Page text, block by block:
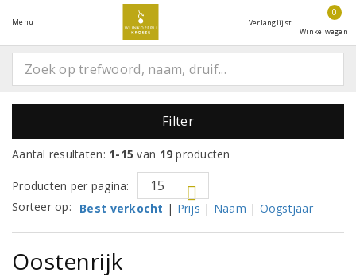
Menu Verlanglijst
0
Winkelwagen
Filter
Aantal resultaten: 1-15 van 19 producten
Producten per pagina:
Sorteer op:
Best verkocht | Prijs | Naam | Oogstjaar
Oostenrijk